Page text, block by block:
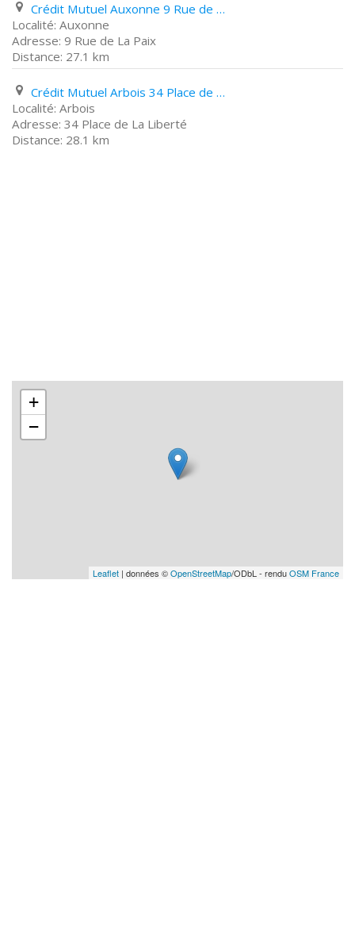
Crédit Mutuel Auxonne 9 Rue de La Paix
Auxonne
9 Rue de La Paix
27.1 km
Crédit Mutuel Arbois 34 Place de La Liberté
Arbois
34 Place de La Liberté
28.1 km
+
−
Leaflet | données ©OpenStreetMap/ODbL - renduOSM France